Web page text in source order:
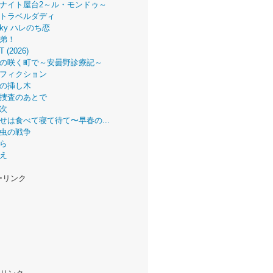
イト屋台2～ル・モンドゥ～
ラベルダディ
ハレのち恋
！
(2026)
咲く町で～安曇野診療記～
ィクション
挿し木
査のあとで
は食べて寝て待て〜早春の...
の戦争
ンク